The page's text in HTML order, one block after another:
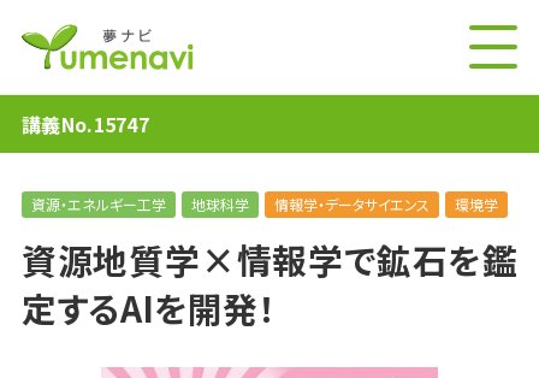
講義No.15747
資源・エネルギー工学 地球科学 情報学・データサイエンス 環境学
資源地質学×情報学で鉱石を鑑
定するAIを開発！